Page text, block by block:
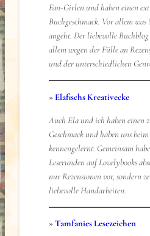
Fan-Girlen und haben einen
Buchgeschmack. Vor allem
angeht. Der liebevolle
allem wegen der Fülle an
und der unterschiedlichen
» Elafischs Kreativecke
Auch Ela und ich haben einen
Geschmack und haben uns beim
kennengelernt. Gemeinsam
Leserunden auf Lovelybooks
nur Rezensionen vor, sondern
liebevolle Handarbeiten.
» Tamfanies Lesezeichen